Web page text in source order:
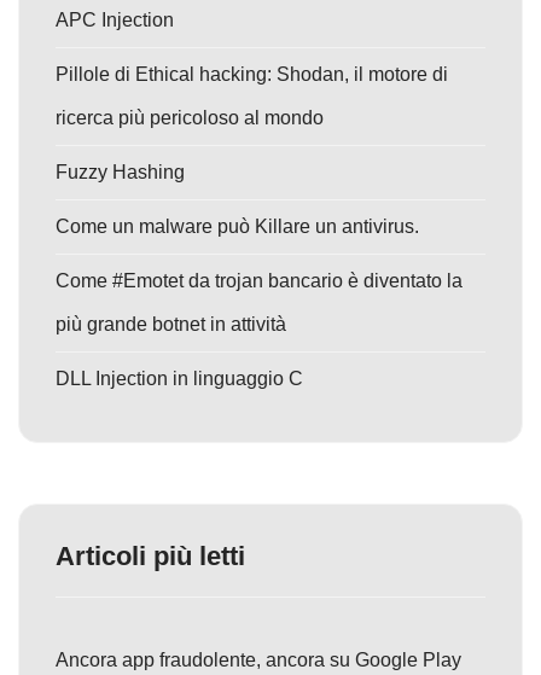
APC Injection
Pillole di Ethical hacking: Shodan, il motore di
ricerca più pericoloso al mondo
Fuzzy Hashing
Come un malware può Killare un antivirus.
Come #Emotet da trojan bancario è diventato la
più grande botnet in attività
DLL Injection in linguaggio C
Articoli più letti
Ancora app fraudolente, ancora su Google Play